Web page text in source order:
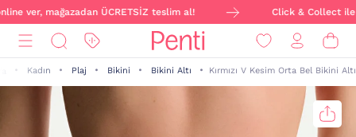
ver, mağazadan ÜCRETSİZ teslim al! Click & Collect ile
Kadın Plaj Bikini Bikini Altı Kırmızı V Kesim Orta Bel Bikini Altı